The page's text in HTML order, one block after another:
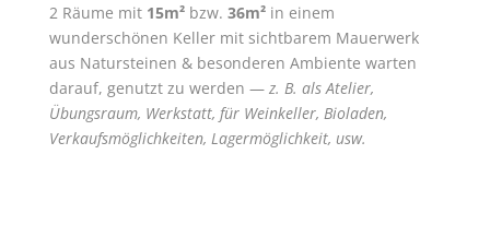
2 Räume mit 15m² bzw. 36m²in einem
wunderschönen Keller mit sichtbarem Mauerwerk
aus Natursteinen & besonderen Ambiente warten
darauf, genutzt zu werden — z. B. als Atelier,
Übungsraum, Werkstatt, für Weinkeller, Bioladen,
Verkaufsmöglichkeiten, Lagermöglichkeit, usw.